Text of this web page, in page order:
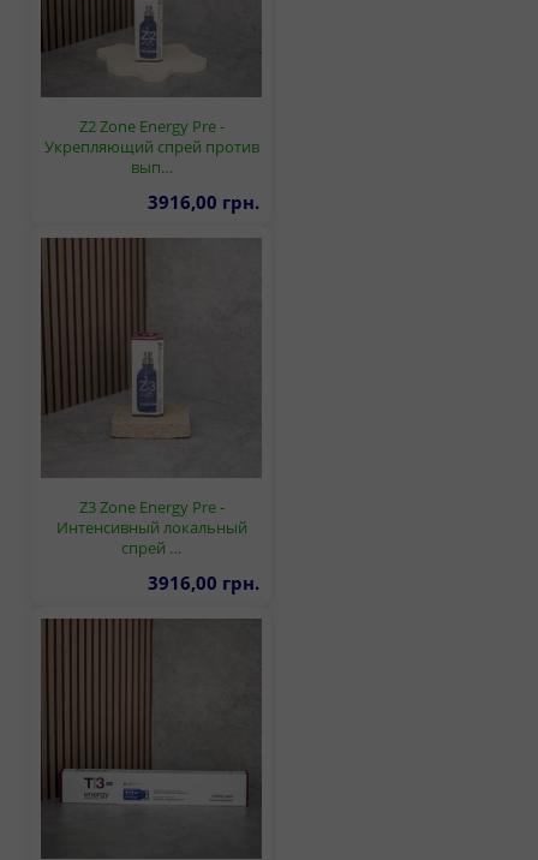
Z2 Zone Energy Pre -
Укрепляющий спрей против
вып…
3916,00 грн.
Z3 Zone Energy Pre -
Интенсивный локальный
спрей …
3916,00 грн.